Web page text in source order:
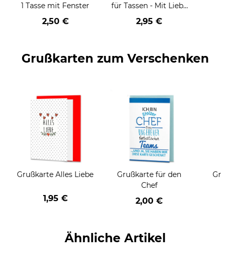
1 Tasse mit Fenster
2,50 €
für Tassen - Mit Liebe
geschenkt
2,95 €
Grußkarten zum Verschenken
Grußkarte Alles Liebe
1,95 €
Grußkarte für den
Chef
2,00 €
Ähnliche Artikel